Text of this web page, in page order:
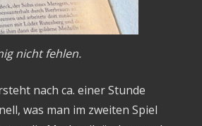
nicht fehlen.
nach ca. einer Stunde
was man im zweiten Spiel